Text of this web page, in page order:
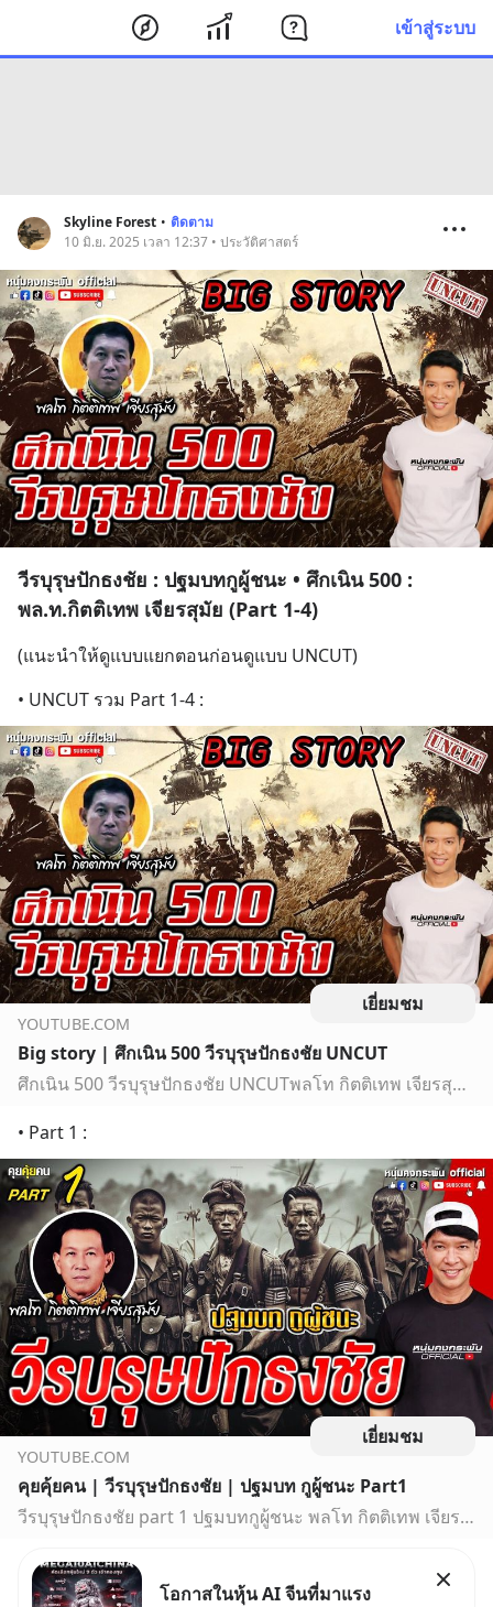
เข้าสู่ระบบ
Skyline Forest • ติดตาม
10 มิ.ย. 2025 เวลา 12:37 • ประวัติศาสตร์
วีรบุรุษปักธงชัย : ปฐมบทกูผู้ชนะ • ศึกเนิน 500 :
พล.ท.กิตติเทพ เจียรสุมัย (Part 1-4)
(แนะนำให้ดูแบบแยกตอนก่อนดูแบบ UNCUT)
• UNCUT รวม Part 1-4 :
เยี่ยมชม
YOUTUBE.COM
Big story | ศึกเนิน 500 วีรบุรุษปักธงชัย UNCUT
ศึกเนิน 500 วีรบุรุษปักธงชัย UNCUTพลโท กิตติเทพ เจียรสุมัยเรื่องราวของวีรบุรุษ หน่วยรบกล้าตายแห่งค่ายปักธงชัย ผู้ก่อตั้งหน่วยกล้าตายนินจา และสร้างตำนานนัก…
• Part 1 :
เยี่ยมชม
YOUTUBE.COM
คุยคุ้ยคน | วีรบุรุษปักธงชัย | ปฐมบท กูผู้ชนะ Part1
วีรบุรุษปักธงชัย part 1 ปฐมบทกูผู้ชนะ พลโท กิตติเทพ เจียรสุมัยเรื่องราวของวีรบุรุษ หน่วยรบกล้าตายแห่งค่ายปักธงชัย ผู้ก่อตั้งหน่วยกล้าตายนินจา และสร้างตำน…
โอกาสในหุ้น AI จีนที่มาแรง